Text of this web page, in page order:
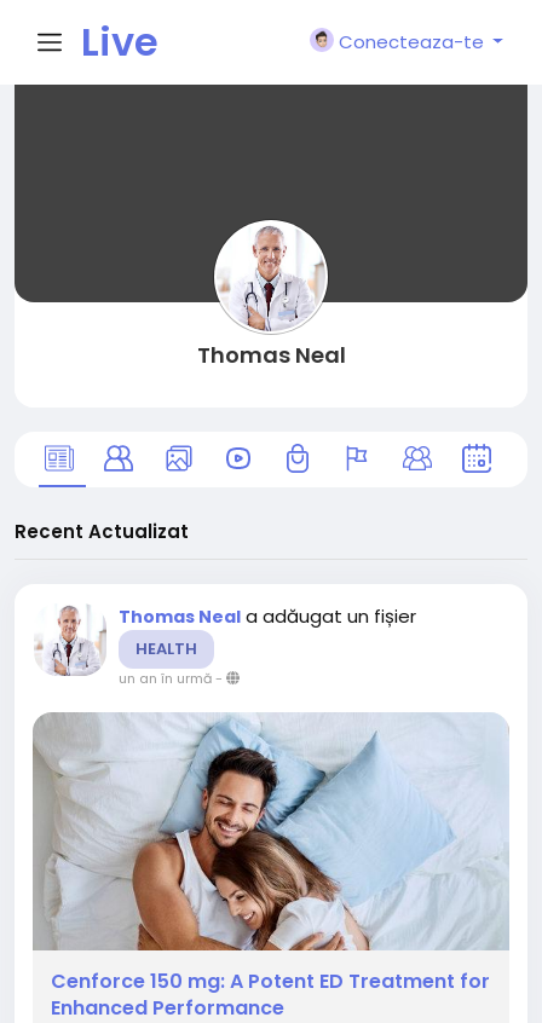
Live
Conecteaza-te
Thomas Neal
Recent Actualizat
Thomas Neal a adăugat un fișier
HEALTH
un an în urmă-
Cenforce 150 mg: A Potent ED Treatment for
Enhanced Performance